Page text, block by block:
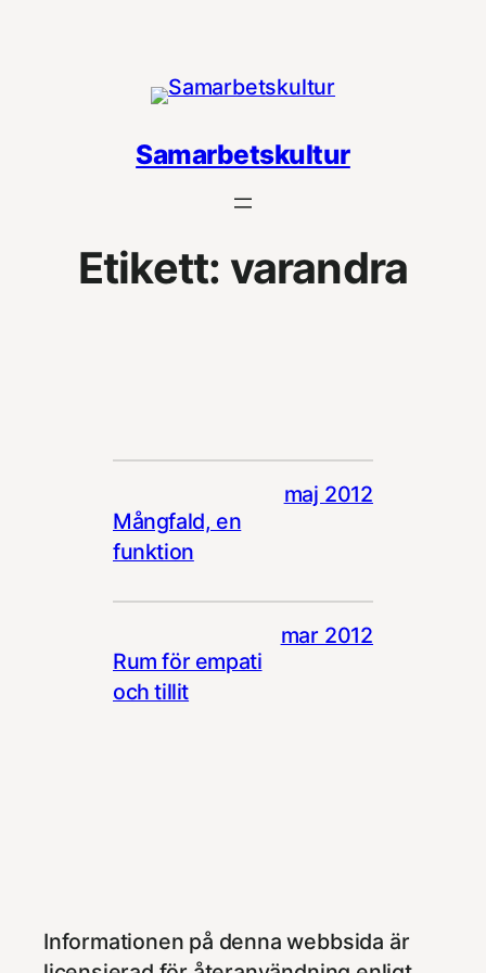
Samarbetskultur
Etikett: varandra
Mångfald, en
funktion
maj 2012
Rum för empati
och tillit
mar 2012
Informationen på denna webbsida är